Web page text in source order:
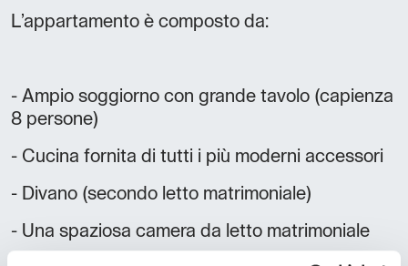
L’appartamento è composto da:
- Ampio soggiorno con grande tavolo (capienza
8 persone)
- Cucina fornita di tutti i più moderni accessori
- Divano (secondo letto matrimoniale)
- Una spaziosa camera da letto matrimoniale